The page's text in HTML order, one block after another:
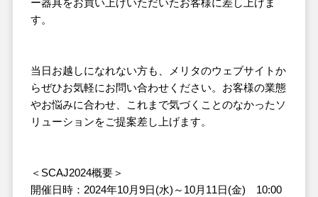
ー器具をお買い上げいただいたお客様に差し上げま
す。
当日お越しになれない方も、メリタのウェブサイトか
らぜひお気軽にお問い合わせください。お客様の業態
やお悩みに合わせ、これまで気づくことのなかったソ
リューションをご提案差し上げます。
＜SCAJ2024概要＞
開催日時：2024年10月9日(水)～10月11日(金) 10:00